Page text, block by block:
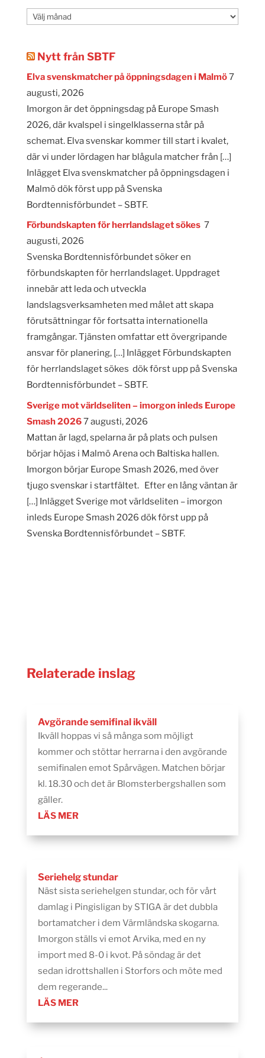
Månadsarkiv
Nytt från SBTF
Elva svenskmatcher på öppningsdagen i Malmö7
augusti, 2026
Imorgon är det öppningsdag på Europe Smash
2026, där kvalspel i singelklasserna står på
schemat. Elva svenskar kommer till start i kvalet,
där vi under lördagen har blågula matcher från […]
Inlägget Elva svenskmatcher på öppningsdagen i
Malmö dök först upp på Svenska
Bordtennisförbundet – SBTF.
Förbundskapten för herrlandslaget sökes 7
augusti, 2026
Svenska Bordtennisförbundet söker en
förbundskapten för herrlandslaget. Uppdraget
innebär att leda och utveckla
landslagsverksamheten med målet att skapa
förutsättningar för fortsatta internationella
framgångar. Tjänsten omfattar ett övergripande
ansvar för planering, […] Inlägget Förbundskapten
för herrlandslaget sökes dök först upp på Svenska
Bordtennisförbundet – SBTF.
Sverige mot världseliten – imorgon inleds Europe
Smash 20267 augusti, 2026
Mattan är lagd, spelarna är på plats och pulsen
börjar höjas i Malmö Arena och Baltiska hallen.
Imorgon börjar Europe Smash 2026, med över
tjugo svenskar i startfältet. Efter en lång väntan är
[…] Inlägget Sverige mot världseliten – imorgon
inleds Europe Smash 2026 dök först upp på
Svenska Bordtennisförbundet – SBTF.
Relaterade inslag
Avgörande semifinal ikväll
Ikväll hoppas vi så många som möjligt
kommer och stöttar herrarna i den avgörande
semifinalen emot Spårvägen. Matchen börjar
kl. 18.30 och det är Blomsterbergshallen som
gäller.
LÄS MER
Seriehelg stundar
Näst sista seriehelgen stundar, och för vårt
damlag i Pingisligan by STIGA är det dubbla
bortamatcher i dem Värmländska skogarna.
Imorgon ställs vi emot Arvika, med en ny
import med 8-0 i kvot. På söndag är det
sedan idrottshallen i Storfors och möte med
dem regerande...
LÄS MER